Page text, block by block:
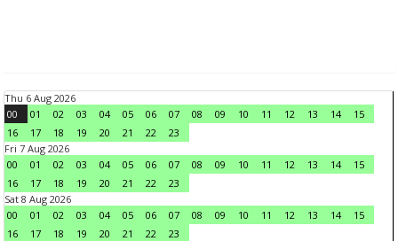
Thu 6 Aug 2026
00
01 02 03 04 05 06 07 08 09 10 11 12 13 14
15
16
17 18 19 20 21 22
23
Fri 7 Aug 2026
00
01 02 03 04 05 06 07 08 09 10 11 12 13 14
15
16
17 18 19 20 21 22
23
Sat 8 Aug 2026
00
01 02 03 04 05 06 07 08 09 10 11 12 13 14
15
16
17 18 19 20 21 22
23